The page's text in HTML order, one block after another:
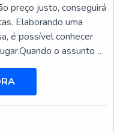
preço justo, conseguirá
Elaborando uma
é possível conhecer
o assunto é
da DFG
custo-benefício
para suprir a
CANHÃO PREÇ...